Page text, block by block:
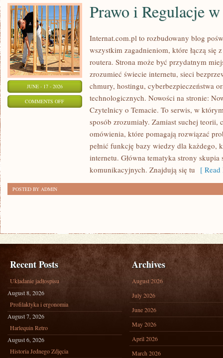
JUNE - 17 - 2026
COMMENTS OFFON
REGULACJE
Prawo i Regulacje
Internat.com.pl to rozbudowany blog
wszystkim zagadnieniom, które łączą się
routera. Strona może być przydatnym
zrozumieć świecie internetu, sieci
chmury, hostingu, cyberbezpieczeństwa
technologicznych. Nowości na stronie:
Czytelnicy o Temacie. To serwis, w
sposób zrozumiały. Zamiast suchej
omówienia, które pomagają rozwiązać
pełnić funkcję bazy wiedzy dla każdego,
internetu. Główna tematyka strony skupia
komunikacyjnych. Znajdują się tu [
POSTED BY ADMIN
Recent Posts
Układanie jadłospisu
August 8, 2026
Profilaktyka i ergonomia
August 7, 2026
Harlequin Retro
August 6, 2026
Historia Jednego Zdjęcia
Archives
August 2026
July 2026
June 2026
May 2026
April 2026
March 2026